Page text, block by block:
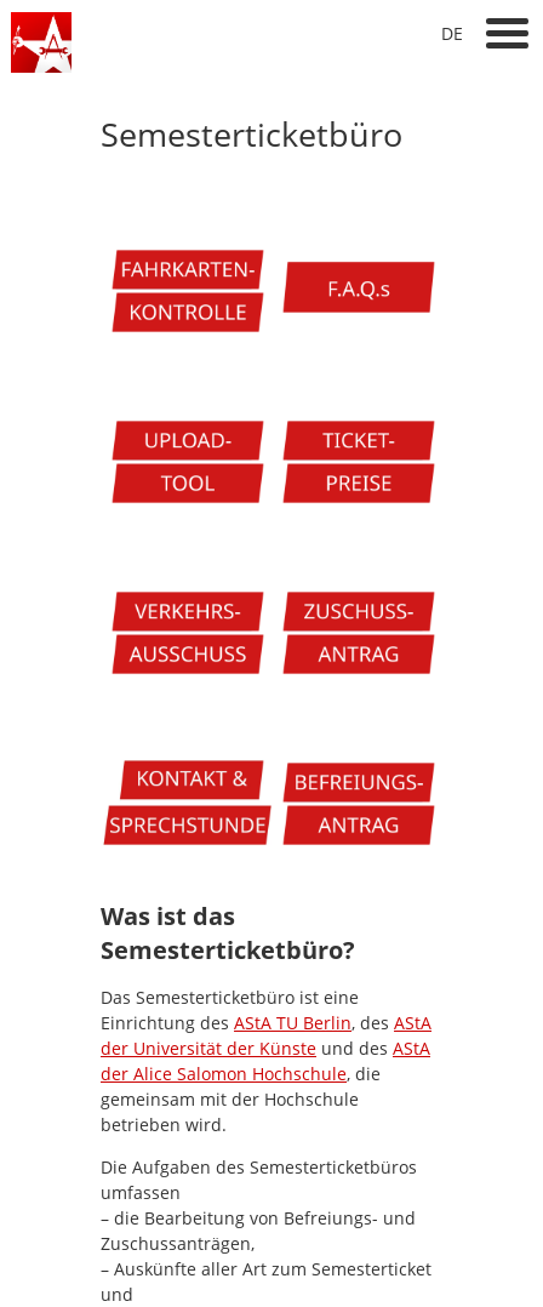
DE
Semesterticketbüro
Was ist das
Semesterticketbüro?
Das Semesterticketbüro ist eine
Einrichtung des AStA TU Berlin, des AStA
der Universität der Künste und des AStA
der Alice Salomon Hochschule, die
gemeinsam mit der Hochschule
betrieben wird.
Die Aufgaben des Semesterticketbüros
umfassen
– die Bearbeitung von Befreiungs- und
Zuschussanträgen,
– Auskünfte aller Art zum Semesterticket
und